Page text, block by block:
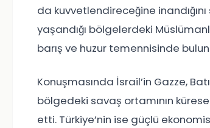
da kuvvetlendireceğine
yaşandığı bölgelerdeki
barış ve huzur temennisinde
Konuşmasında İsrail’in Gazze,
bölgedeki savaş ortamının
etti. Türkiye’nin ise güçlü